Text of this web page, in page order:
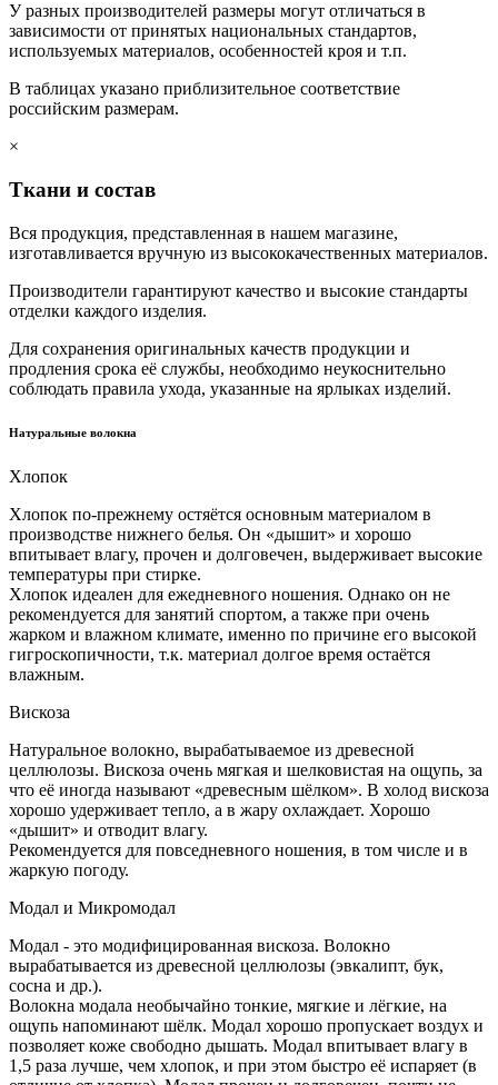
У разных производителей размеры могут отличаться в
зависимости от принятых национальных стандартов,
используемых материалов, особенностей кроя и т.п.
В таблицах указано приблизительное соответствие
российским размерам.
×
Ткани и состав
Вся продукция, представленная в нашем магазине,
изготавливается вручную из высококачественных материалов.
Производители гарантируют качество и высокие стандарты
отделки каждого изделия.
Для сохранения оригинальных качеств продукции и
продления срока её службы, необходимо неукоснительно
соблюдать правила ухода, указанные на ярлыках изделий.
Натуральные волокна
Хлопок
Хлопок по-прежнему остяётся основным материалом в
производстве нижнего белья. Он «дышит» и хорошо
впитывает влагу, прочен и долговечен, выдерживает высокие
температуры при стирке.
Хлопок идеален для ежедневного ношения. Однако он не
рекомендуется для занятий спортом, а также при очень
жарком и влажном климате, именно по причине его высокой
гигроскопичности, т.к. материал долгое время остаётся
влажным.
Вискоза
Натуральное волокно, вырабатываемое из древесной
целлюлозы. Вискоза очень мягкая и шелковистая на ощупь, за
что её иногда называют «древесным шёлком». В холод вискоза
хорошо удерживает тепло, а в жару охлаждает. Хорошо
«дышит» и отводит влагу.
Рекомендуется для повседневного ношения, в том числе и в
жаркую погоду.
Модал и Микромодал
Модал - это модифицированная вискоза. Волокно
вырабатывается из древесной целлюлозы (эвкалипт, бук,
сосна и др.).
Волокна модала необычайно тонкие, мягкие и лёгкие, на
ощупь напоминают шёлк. Модал хорошо пропускает воздух и
позволяет коже свободно дышать. Модал впитывает влагу в
1,5 раза лучше, чем хлопок, и при этом быстро её испаряет (в